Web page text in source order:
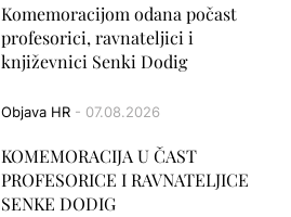
Komemoracijom odana počast
profesorici, ravnateljici i
književnici Senki Dodig
Objava HR - 07.08.2026
KOMEMORACIJA U ČAST
PROFESORICE I RAVNATELJICE
SENKE DODIG